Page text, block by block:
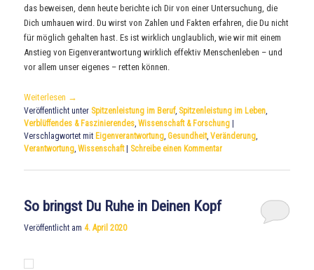
das beweisen, denn heute berichte ich Dir von einer Untersuchung, die
Dich umhauen wird. Du wirst von Zahlen und Fakten erfahren, die Du nicht
für möglich gehalten hast. Es ist wirklich unglaublich, wie wir mit einem
Anstieg von Eigenverantwortung wirklich effektiv Menschenleben – und
vor allem unser eigenes – retten können.
Weiterlesen →
Veröffentlicht unter Spitzenleistung im Beruf, Spitzenleistung im Leben
Verblüffendes & Faszinierendes ,Wissenschaft & Forschung |
Verschlagwortet mit Eigenverantwortung ,Gesundheit,Veränderung
Verantwortung ,Wissenschaft | Schreibe einen Kommentar
So bringst Du Ruhe in Deinen Kopf
Veröffentlicht am4. April 2020